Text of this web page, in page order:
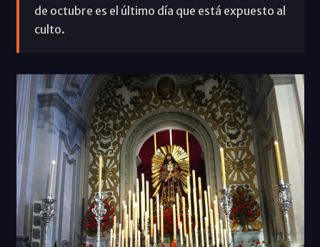
de octubre es el último día que está expuesto al
culto.